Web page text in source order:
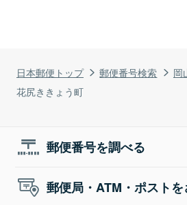
日本郵便トップ 郵便番号検索 岡
花尻ききょう町
郵便番号を調べる
郵便局・ATM・ポスト